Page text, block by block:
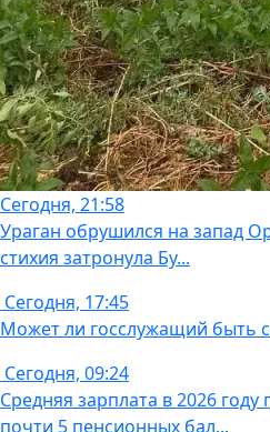
Сегодня, 21:58
Ураган обрушился на запад
стихия затронула Бу...
Сегодня, 17:45
Может ли госслужащий быть
Сегодня, 09:24
Средняя зарплата в 2026
почти 5 пенсионных бал...